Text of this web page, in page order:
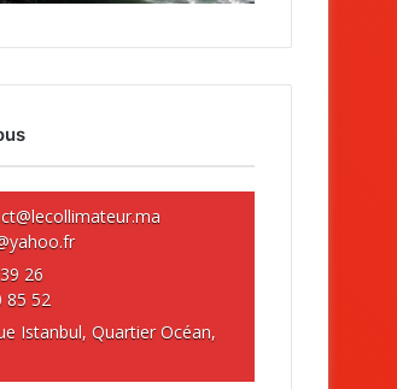
26
85 52
Istanbul, Quartier Océan,